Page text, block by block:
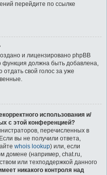
перейдите по ссылке
и лицензировано phpBB
функция должна быть добавлена,
отдать свой голос за уже
использования и/
с этой конференцией?
перечисленных в
вы не получили ответа,
whois lookup) или, если
домене (например, chat.ru,
или техподдержкой данного
никакого контроля над